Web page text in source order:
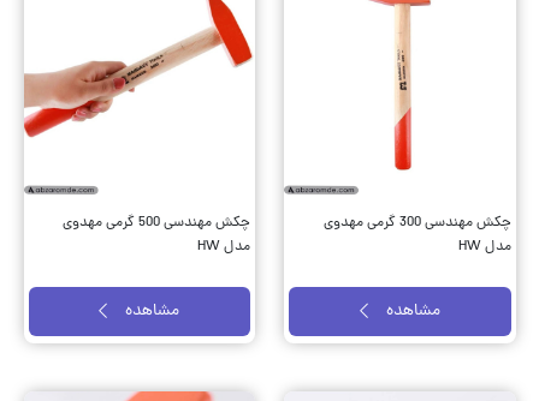
چکش مهندسی 300 گرمی مهدوی
مدل HW
مشاهده
چکش مهندسی 500 گرمی مهدوی
مدل HW
مشاهده